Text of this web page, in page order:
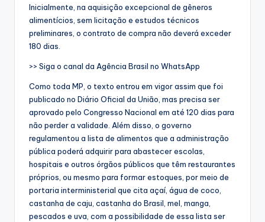
Inicialmente, na aquisição excepcional de gêneros
alimentícios, sem licitação e estudos técnicos
preliminares, o contrato de compra não deverá exceder
180 dias.
>> Siga o canal da Agência Brasil no WhatsApp
Como toda MP, o texto entrou em vigor assim que foi
publicado no Diário Oficial da União, mas precisa ser
aprovado pelo Congresso Nacional em até 120 dias para
não perder a validade. Além disso, o governo
regulamentou a lista de alimentos que a administração
pública poderá adquirir para abastecer escolas,
hospitais e outros órgãos públicos que têm restaurantes
próprios, ou mesmo para formar estoques, por meio de
portaria interministerial que cita açaí, água de coco,
castanha de caju, castanha do Brasil, mel, manga,
pescados e uva, com a possibilidade de essa lista ser